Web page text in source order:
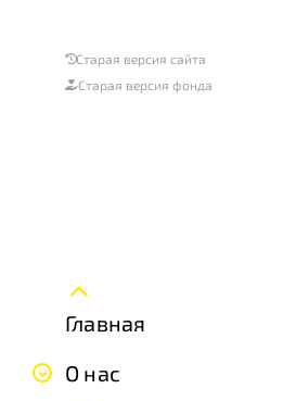
Старая версия сайта
Старая версия фонда
Главная
О нас